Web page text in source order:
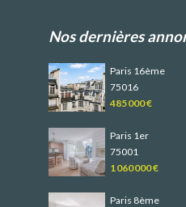
Nos dernières
Paris 16ème
75016
485 000 €
Paris 1er
75001
1 060 000 €
Paris 8ème